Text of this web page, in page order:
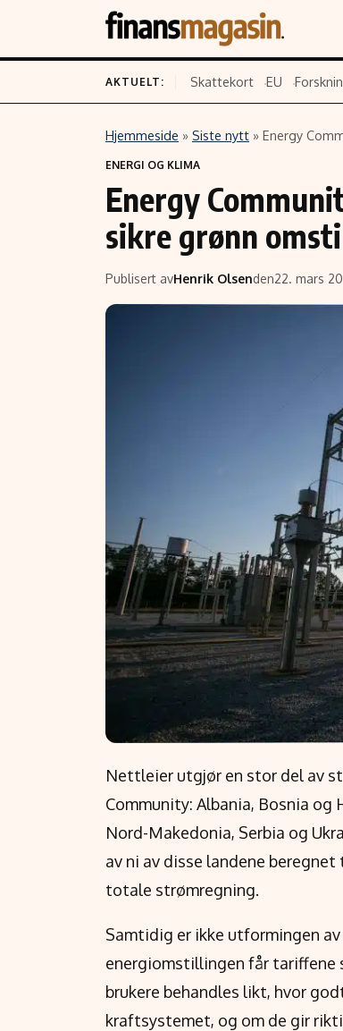
Siste nytt
Eiendom
Energi og klima
Finans
Fritid
Politikk
AKTUELT: Skattekort EU
Hjemmeside » Siste nytt » Energy
ENERGI OG KLIMA
Energy
sikre grønn
Publisert avHenrik Olsenden22. mars
Nettleier utgjør en stor del av
Community: Albania, Bosnia og
Nord-Makedonia, Serbia og
av ni av disse landene
totale strømregning.
Samtidig er ikke utformingen
energiomstillingen får tariffene
brukere behandles likt, hvor
kraftsystemet, og om de gir